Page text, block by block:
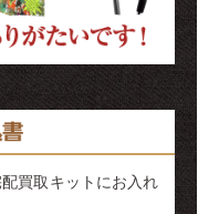
買取キットにお入れ